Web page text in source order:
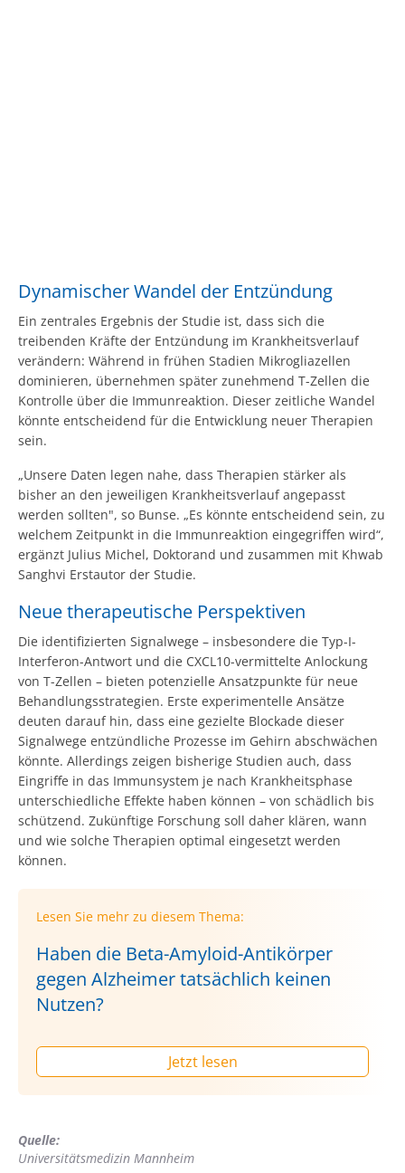
Dynamischer Wandel der Entzündung
Ein zentrales Ergebnis der Studie ist, dass sich die
treibenden Kräfte der Entzündung im Krankheitsverlauf
verändern: Während in frühen Stadien Mikrogliazellen
dominieren, übernehmen später zunehmend T-Zellen die
Kontrolle über die Immunreaktion. Dieser zeitliche Wandel
könnte entscheidend für die Entwicklung neuer Therapien
sein.
„Unsere Daten legen nahe, dass Therapien stärker als
bisher an den jeweiligen Krankheitsverlauf angepasst
werden sollten", so Bunse. „Es könnte entscheidend sein, zu
welchem Zeitpunkt in die Immunreaktion eingegriffen wird“,
ergänzt Julius Michel, Doktorand und zusammen mit Khwab
Sanghvi Erstautor der Studie.
Neue therapeutische Perspektiven
Die identifizierten Signalwege – insbesondere die Typ-I-
Interferon-Antwort und die CXCL10-vermittelte Anlockung
von T-Zellen – bieten potenzielle Ansatzpunkte für neue
Behandlungsstrategien. Erste experimentelle Ansätze
deuten darauf hin, dass eine gezielte Blockade dieser
Signalwege entzündliche Prozesse im Gehirn abschwächen
könnte. Allerdings zeigen bisherige Studien auch, dass
Eingriffe in das Immunsystem je nach Krankheitsphase
unterschiedliche Effekte haben können – von schädlich bis
schützend. Zukünftige Forschung soll daher klären, wann
und wie solche Therapien optimal eingesetzt werden
können.
Lesen Sie mehr zu diesem Thema:
Haben die Beta-Amyloid-Antikörper
gegen Alzheimer tatsächlich keinen
Nutzen?
Jetzt lesen
Quelle:
Universitätsmedizin Mannheim